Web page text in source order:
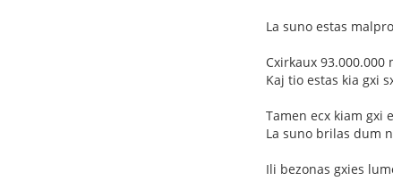
La suno estas
Cxirkaux 93.000.000
Kaj tio estas kia gxi
Tamen ecx kiam gxi
La suno brilas dum
Ili bezonas gxies